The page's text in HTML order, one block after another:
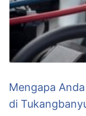
Mengapa
di